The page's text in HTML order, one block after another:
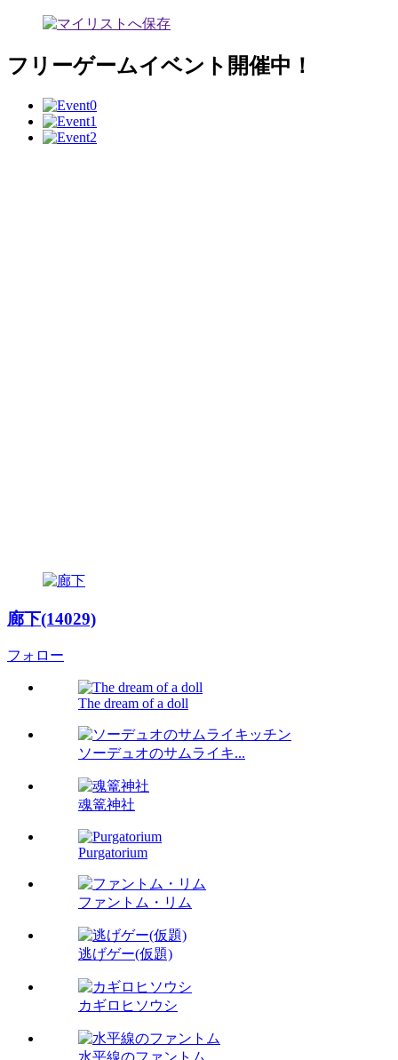
フリーゲームイベント開催中！
廊下(14029)
フォロー
The dream of a doll
ソーデュオのサムライキ...
魂篭神社
Purgatorium
ファントム・リム
逃げゲー(仮題)
カギロヒソウシ